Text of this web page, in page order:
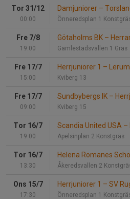
Tor 31/12
00:00
Damjuniorer –
Önneredsplan 1
Fre 7/8
19:00
Götaholms BK –
Gamlestadsvallen 1 Gräs
Fre 17/7
15:00
Herrjuniorer 1 –
Kviberg 13
Fre 17/7
09:00
Sundbybergs IK –
Kviberg 15
Tor 16/7
19:00
Scandia United USA –
Apelsinplan 2 Konstgräs
Tor 16/7
13:30
Helena Romanes
Åkeredsvallen 2
Ons 15/7
17:30
Herrjuniorer 1 – SV
Önneredsplan 1